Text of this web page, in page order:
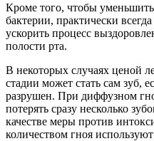
Кроме того, чтобы
бактерии, практически
ускорить процесс
полости рта.
В некоторых случаях ценой
стадии может стать сам зуб,
разрушен. При диффузном
потерять сразу несколько
качестве меры против
количеством гноя